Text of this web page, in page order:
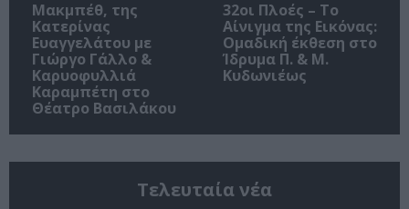
Μακμπέθ, της
Κατερίνας
Ευαγγελάτου με
Γιώργο Γάλλο &
Καρυοφυλλιά
Καραμπέτη στο
Θέατρο Βασιλάκου
32οι Πλοές – Το
Αίνιγμα της Εικόνας:
Ομαδική έκθεση στο
Ίδρυμα Π. & Μ.
Κυδωνιέως
Τελευταία νέα